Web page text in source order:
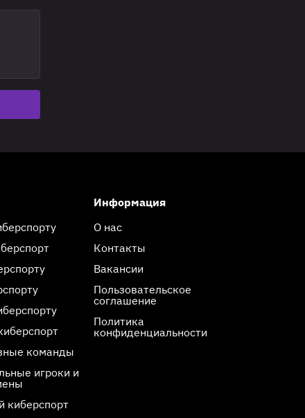
команды
игроки и
киберспорт
Информация
О нас
Контакты
Вакансии
Пользовательское
соглашение
Политика
конфиденциальности